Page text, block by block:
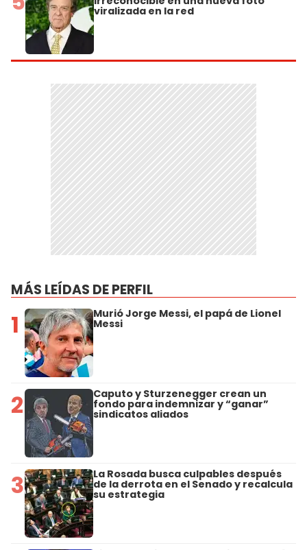
viralizada en la red
MÁS LEÍDAS DE PERFIL
1 Murió Jorge Messi, el papá de Lionel
Messi
2 Caputo y Sturzenegger crean un
fondo para indemnizar y “ganar”
sindicatos aliados
3 La Rosada busca culpables después
de la derrota en el Senado y recalcula
su estrategia